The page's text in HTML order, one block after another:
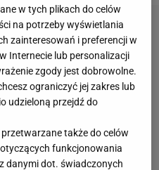
w tych plikach do celów
na potrzeby wyświetlania
zainteresowań i preferencji w
Internecie lub personalizacji
zgody jest dobrowolne.
ograniczyć jej zakres lub
udzieloną przejdź do
także do celów
funkcjonowania
danymi dot. świadczonych